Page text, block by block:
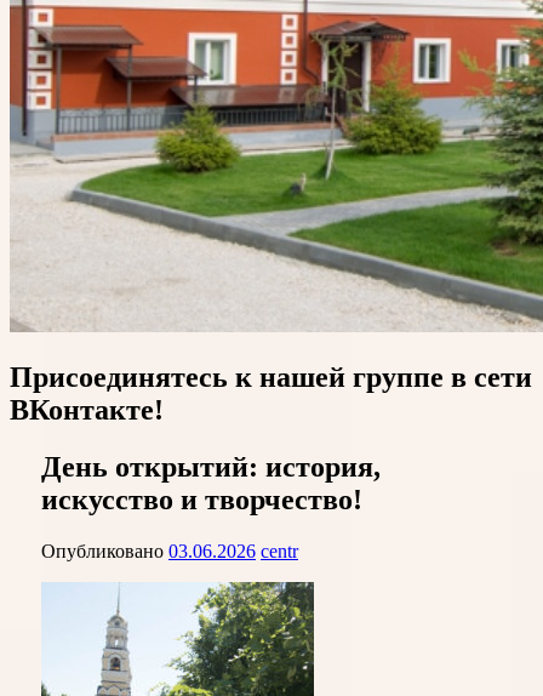
Присоединятесь к нашей группе в сети
ВКонтакте!
День открытий: история,
искусство и творчество!
Опубликовано 03.06.2026 centr